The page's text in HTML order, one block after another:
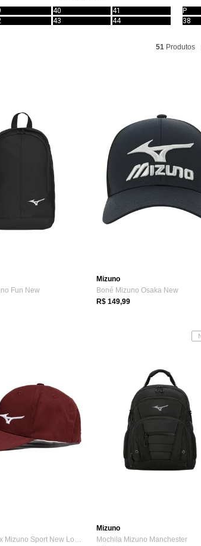
40
41
43 44
P
38
51 Produtos
Fun New
Mizuno
Boné Mizuno Osaka New
R$ 149,99
Boné Unissex Mizuno Sport New Logo Bordô
Mizuno
Mochila Mizuno Manchester